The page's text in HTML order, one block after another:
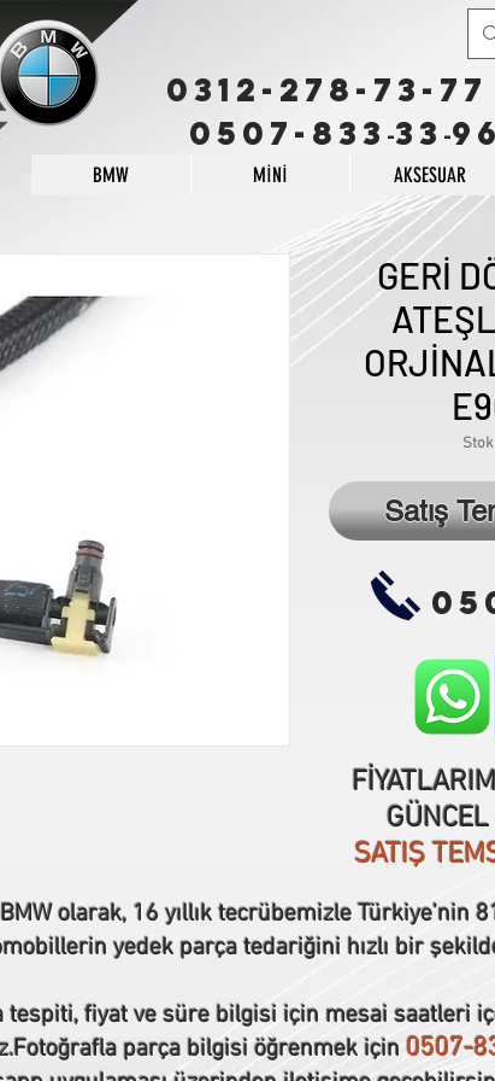
0312-278-73-77
0507-833 -33 -96
BMW MİNİ AKSESUAR
GERİ
Satış
SATIŞ
olarak, 16 yıllık tecrübemizle Türkiye’nin
yedek parça tedariğini hızlı bir
tespiti, fiyat ve süre bilgisi için mesai saatleri
parça bilgisi öğrenmek için 0507-